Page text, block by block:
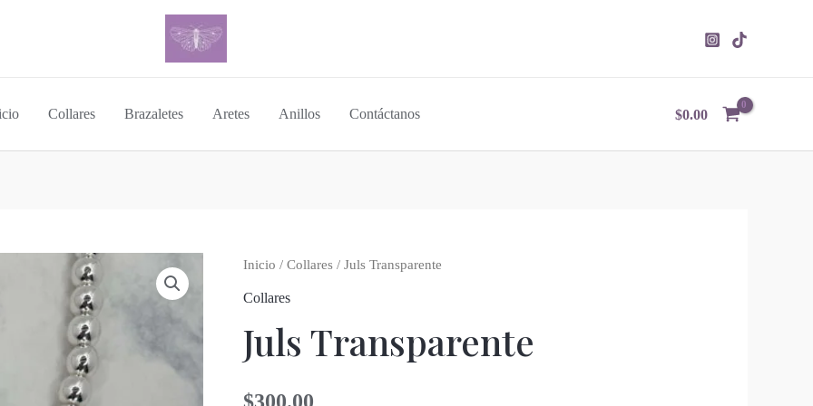
Collares Brazaletes Aretes Anillos Contáctanos $0.00
Inicio /Collares / Juls Transparente
Collares
Juls Transparente
$300.00